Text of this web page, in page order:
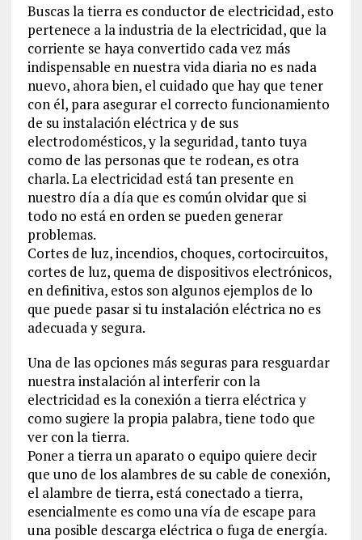
Buscas la tierra es conductor de electricidad, esto
pertenece a la industria de la electricidad, que la
corriente se haya convertido cada vez más
indispensable en nuestra vida diaria no es nada
nuevo, ahora bien, el cuidado que hay que tener
con él, para asegurar el correcto funcionamiento
de su instalación eléctrica y de sus
electrodomésticos, y la seguridad, tanto tuya
como de las personas que te rodean, es otra
charla. La electricidad está tan presente en
nuestro día a día que es común olvidar que si
todo no está en orden se pueden generar
problemas.
Cortes de luz, incendios, choques, cortocircuitos,
cortes de luz, quema de dispositivos electrónicos,
en definitiva, estos son algunos ejemplos de lo
que puede pasar si tu instalación eléctrica no es
adecuada y segura.
Una de las opciones más seguras para resguardar
nuestra instalación al interferir con la
electricidad es la conexión a tierra eléctrica y
como sugiere la propia palabra, tiene todo que
ver con la tierra.
Poner a tierra un aparato o equipo quiere decir
que uno de los alambres de su cable de conexión,
el alambre de tierra, está conectado a tierra,
esencialmente es como una vía de escape para
una posible descarga eléctrica o fuga de energía.